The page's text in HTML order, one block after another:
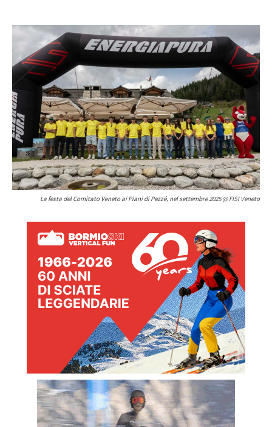
La festa del Comitato Veneto ai Piani di Pezzé, nel settembre 2025 @ FISI Veneto